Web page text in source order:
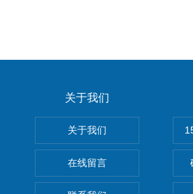
关于我们
关于我们
在线留言